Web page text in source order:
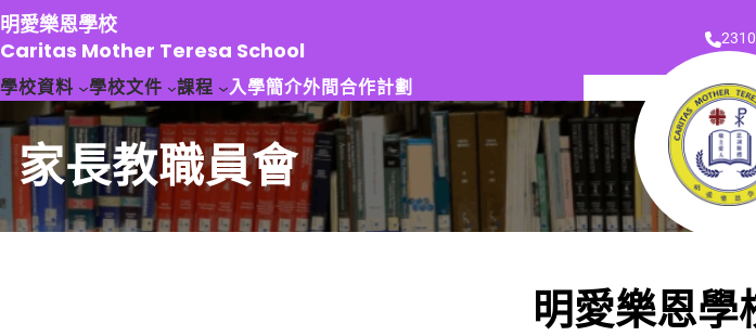
跳
至
主
要
容
明愛樂恩學校
Caritas Mother Teresa School
學校資料 學校文件 課程 入學簡介外間合作計劃
家長教職員會
明愛樂恩學